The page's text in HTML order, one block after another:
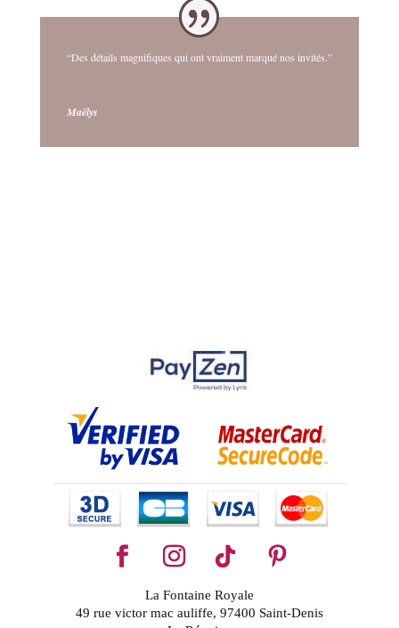
“Des détails magnifiques qui ont vraiment marqué nos invités.”
Maëlys
La Fontaine Royale
49 rue victor mac auliffe, 97400 Saint-Denis